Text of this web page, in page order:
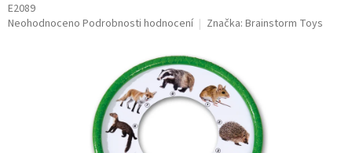
E2089
Průměrné
Neohodnoceno Podrobnosti hodnocení Značka: Brainstorm Toys